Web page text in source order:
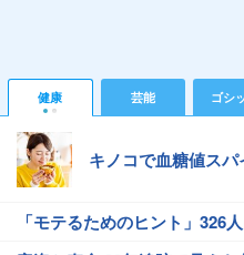
健康 芸能 ゴシ
キノコで血糖値スパ
「モテるためのヒント」326